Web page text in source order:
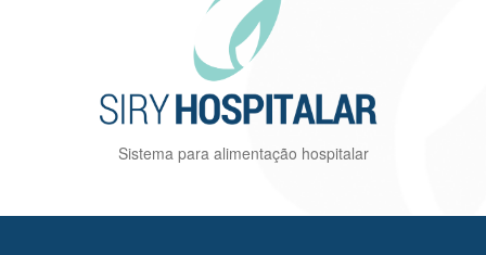
Sistema para alimentação hospitalar